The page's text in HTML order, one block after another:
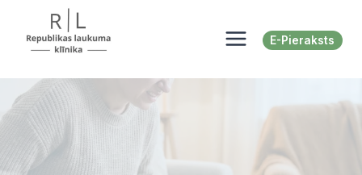
content
E-Pieraksts